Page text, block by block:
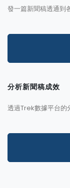
發一篇新聞稿透通到
分析新聞稿成效
透過Trek數據平台的